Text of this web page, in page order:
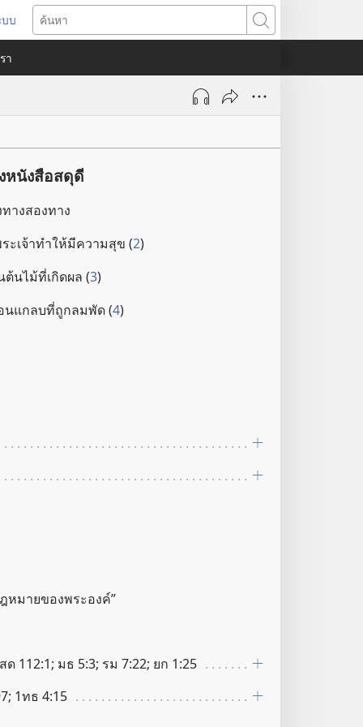
บบ
าง
ค้นหา
า
หนังสือสดุดี
าง​สอง​ทาง
ะเจ้า​ทำ​ให้​มี​ความ​สุข (2)
น​ไม้​ที่​เกิด​ผล (3)
น​แกลบ​ที่​ถูก​ลม​พัด (4)
หมาย​ของ​พระองค์”
ด 112:1; มธ 5:3; รม 7:22; ยก 1:25
1ทธ 4:15